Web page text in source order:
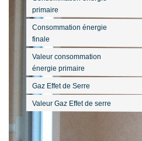
primaire
Consommation énergie
finale
Valeur consommation
énergie primaire
Gaz Effet de Serre
Valeur Gaz Effet de serre